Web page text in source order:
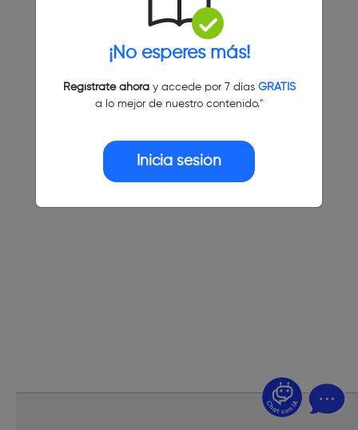
¡No esperes más!
Regístrate ahoray accede por 7 días GRATIS
a lo mejor de nuestro contenido."
Inicia sesión